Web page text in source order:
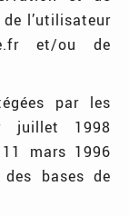
l’utilisateur
et/ou de
par les
juillet 1998
mars 1996
bases de